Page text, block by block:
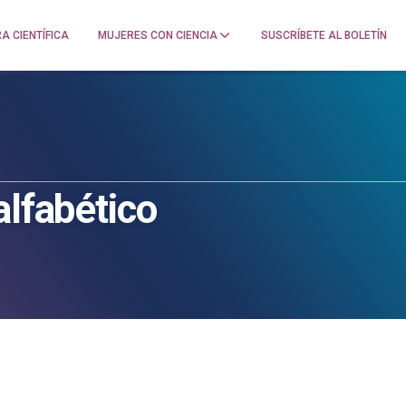
CIENTÍFICA MUJERES CON CIENCIA SUSCRÍBETE AL BOLETÍN